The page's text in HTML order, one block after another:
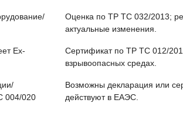
Оценка по ТР ТС 032/2013;
актуальные изменения.
Ex-
Сертификат по ТР ТС 012/
взрывоопасных средах.
004/020
Возможны декларация или
действуют в ЕАЭС.